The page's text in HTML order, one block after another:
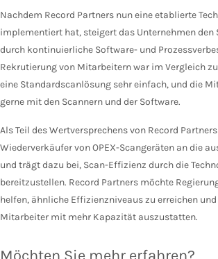
Nachdem Record Partners nun eine etablierte
implementiert hat, steigert das Unternehmen den
durch kontinuierliche Software- und
Rekrutierung von Mitarbeitern war im Vergleich
eine Standardscanlösung sehr einfach, und die
gerne mit den Scannern und der Software.
Als Teil des Wertversprechens von Record
Wiederverkäufer von OPEX-Scangeräten an die
und trägt dazu bei, Scan-Effizienz durch die
bereitzustellen. Record Partners möchte
helfen, ähnliche Effizienzniveaus zu erreichen
Mitarbeiter mit mehr Kapazität auszustatten.